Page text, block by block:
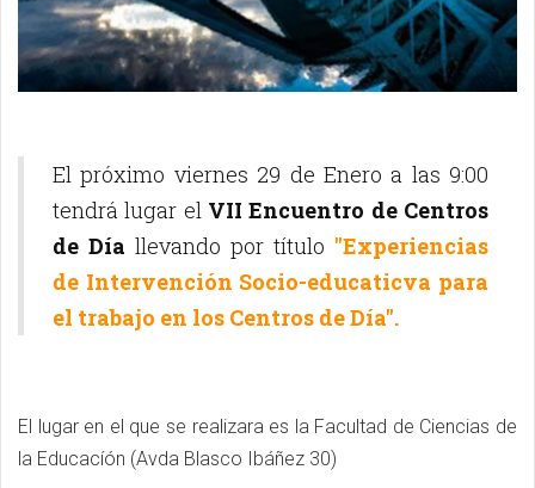
El próximo viernes 29 de Enero a las 9:00
tendrá lugar el VII Encuentro de Centros
de Día llevando por título "Experiencias
de Intervención Socio-educaticva para
el trabajo en los Centros de Día".
El lugar en el que se realizara es la Facultad de Ciencias de
la Educacíón (Avda Blasco Ibáñez 30)